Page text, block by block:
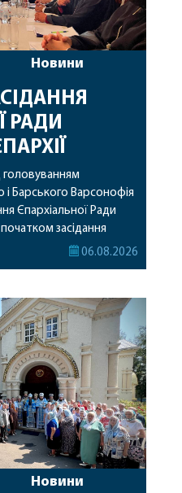
Новини
РАДИ
головуванням
Барського Варсонофія
Єпархіальної Ради
засідання
від імені членів Ради
Божої
та
подальшому
[…]
06.08.2026
Новини